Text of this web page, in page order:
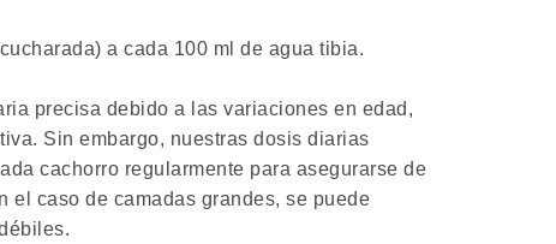
a cada 100 ml de agua tibia.
precisa debido a las variaciones en edad,
Sin embargo, nuestras dosis diarias
cachorro regularmente para asegurarse de
el caso de camadas grandes, se puede